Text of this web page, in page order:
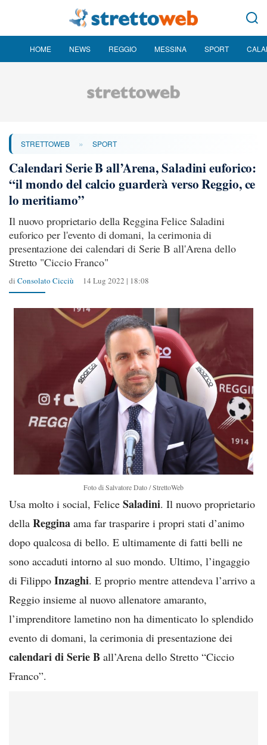
HOME NEWS REGGIO MESSINA SPORT
STRETTOWEB » SPORT
Calendari Serie B all’Arena, Saladini euforico:
“il mondo del calcio guarderà verso Reggio, ce
lo meritiamo”
Il nuovo proprietario della Reggina Felice Saladini
euforico per l'evento di domani, la cerimonia di
presentazione dei calendari di Serie B all'Arena dello
Stretto "Ciccio Franco"
di Consolato Cicciù 14 Lug 2022 | 18:08
Foto di Salvatore Dato / StrettoWeb
Usa molto i social, Felice Saladini. Il nuovo proprietario
della Reggina ama far trasparire i propri stati d’animo
dopo qualcosa di bello. E ultimamente di fatti belli ne
sono accaduti intorno al suo mondo. Ultimo, l’ingaggio
di Filippo Inzaghi. E proprio mentre attendeva l’arrivo a
Reggio insieme al nuovo allenatore amaranto,
l’imprenditore lametino non ha dimenticato lo splendido
evento di domani, la cerimonia di presentazione dei
calendari di Serie B all’Arena dello Stretto “Ciccio
Franco”.